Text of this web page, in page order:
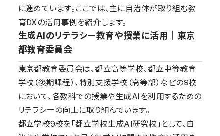
に進めています。ここでは、主に自治体が取り組む教
育DXの活用事例を紹介します。
生成AIのリテラシー教育や授業に活用｜東京
都教育委員会
東京都教育委員会は、都立高等学校、都立中等教育
学校（後期課程）、特別支援学校（高等部）などの9校
において、各教科での授業や生成AIを利用するための
リテラシーの向上に取り組んでいます。
都立学校9校を「都立学校生成AI研究校」として、自